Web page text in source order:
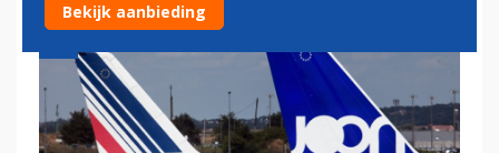
Bekijk aanbieding